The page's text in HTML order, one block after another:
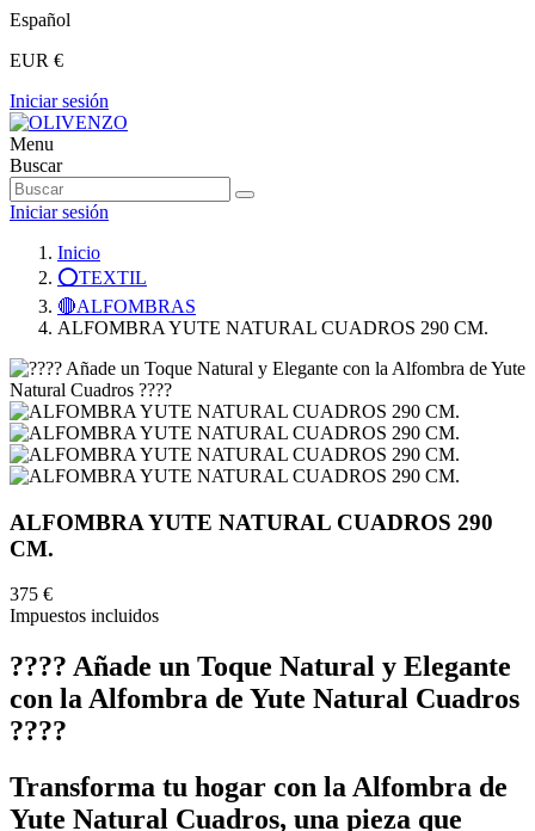
Español
EUR €
Iniciar sesión
Menu
Buscar
Iniciar sesión
Inicio
⭕️TEXTIL
🔴ALFOMBRAS
ALFOMBRA YUTE NATURAL CUADROS 290 CM.
ALFOMBRA YUTE NATURAL CUADROS 290
CM.
375 €
Impuestos incluidos
???? Añade un Toque Natural y Elegante
con la Alfombra de Yute Natural Cuadros
????
Transforma tu hogar con la Alfombra de
Yute Natural Cuadros, una pieza que